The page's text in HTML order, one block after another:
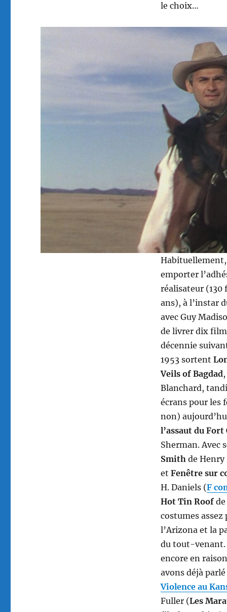
le choix…
Habituellement,
emporter
réalisateur (130
ans), à l’instar
avec Guy
de livrer dix
décennie
1953 sortent
Veils of Bagdad
Blanchard,
écrans pour les
non)
l’assaut du Fort
Sherman. Avec
Smith de Henry
et Fenêtre sur
H. Daniels (F
Hot Tin Roofde
costumes
l’Arizona et la
du tout-venant.
encore en
avons déjà
Violence au
Fuller (Les